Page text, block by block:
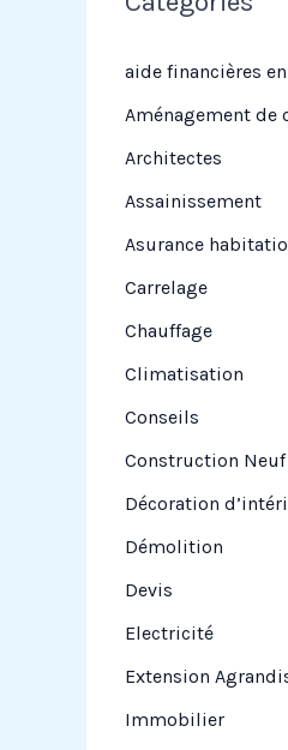
r
r
:
aide financières
Aménagement de
Architectes
Assainissement
Asurance
Carrelage
Chauffage
Climatisation
Conseils
Construction Neuf
Décoration
Démolition
Devis
Electricité
Extension
Immobilier